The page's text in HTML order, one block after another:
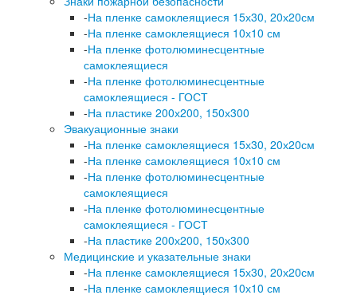
-На пленке самоклеящиеся 15х30, 20х20см
-На пленке самоклеящиеся 10х10 см
-На пленке фотолюминесцентные
самоклеящиеся
-На пленке фотолюминесцентные
самоклеящиеся - ГОСТ
-На пластике 200х200, 150х300
Эвакуационные знаки
-На пленке самоклеящиеся 15х30, 20х20см
-На пленке самоклеящиеся 10х10 см
-На пленке фотолюминесцентные
самоклеящиеся
-На пленке фотолюминесцентные
самоклеящиеся - ГОСТ
-На пластике 200х200, 150х300
Медицинские и указательные знаки
-На пленке самоклеящиеся 15х30, 20х20см
-На пленке самоклеящиеся 10х10 см